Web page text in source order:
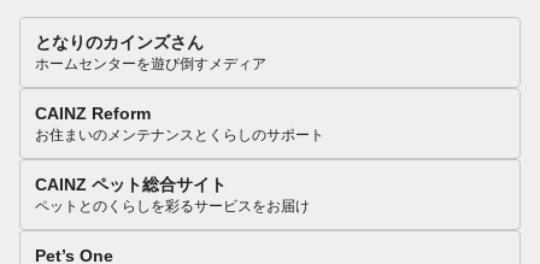
となりのカインズさん
ホームセンターを遊び倒すメディア
CAINZ Reform
お住まいのメンテナンスとくらしのサポート
CAINZ ペット総合サイト
ペットとのくらしを彩るサービスをお届け
Pet’s One